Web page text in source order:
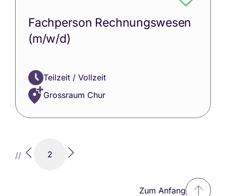
Fachperson Rechnungswesen
(m/w/d)
Teilzeit / Vollzeit
Grossraum Chur
// 2
Zum Anfang